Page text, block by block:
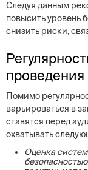
Следуя данным
повысить уровень
снизить риски,
проведения
Помимо
варьироваться в
ставятся перед
охватывать
Оценка
безопасностью